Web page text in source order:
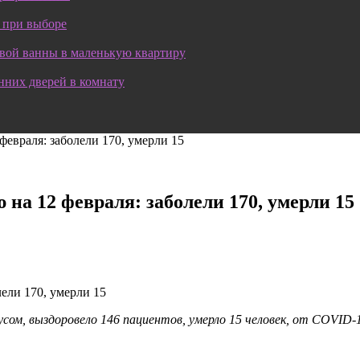
при выборе
ванны в маленькую квартиру
дверей в комнату
заболели 170, умерли 15
12 февраля: заболели 170, умерли 15
выздоровело 146 пациентов, умерло 15 человек, от